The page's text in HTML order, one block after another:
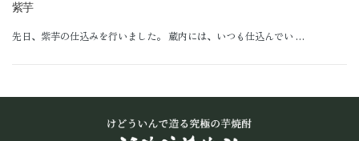
紫芋
先日、紫芋の仕込みを行いました。 蔵内には、いつも仕込んでい …